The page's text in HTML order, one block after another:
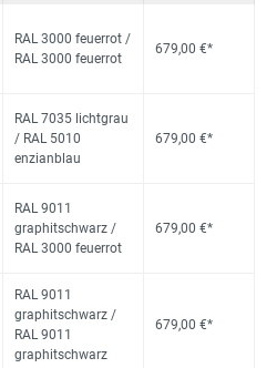
RAL 3000 feuerrot /
RAL 3000 feuerrot
679,00 €*
RAL 7035 lichtgrau
/ RAL 5010
enzianblau
679,00 €*
RAL 9011
graphitschwarz /
RAL 3000 feuerrot
679,00 €*
RAL 9011
graphitschwarz /
RAL 9011
graphitschwarz
679,00 €*